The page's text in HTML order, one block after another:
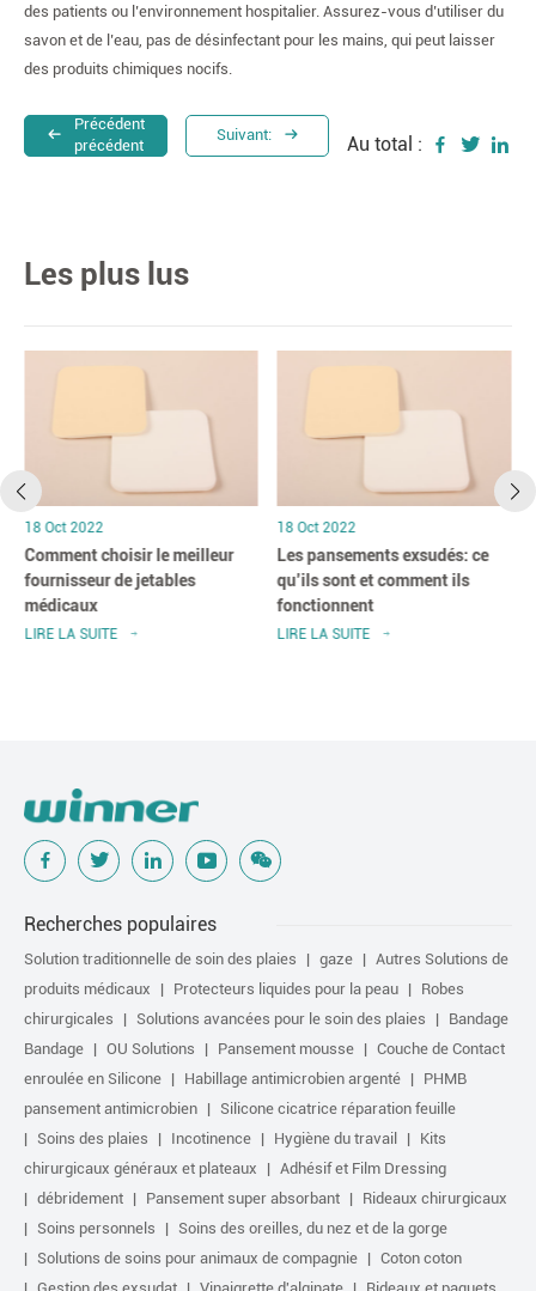
des patients ou l’environnement hospitalier. Assurez-vous d’utiliser du
savon et de l’eau, pas de désinfectant pour les mains, qui peut laisser
des produits chimiques nocifs.
Précédent
précédent
Suivant: Au total :
Les plus lus
choisir le meilleur
de jetables
SUITE
18 Oct 2022
Les pansements exsudés: ce
qu’ils sont et comment ils
fonctionnent
LIRE LA SUITE
À quoi
à exsudat
Recherches populaires
Solution traditionnelle de soin des plaies gaze
Autres Solutions de
produits médicaux
Protecteurs liquides pour la peau
Robes
chirurgicales
Solutions avancées pour le soin des plaies
Bandage
Bandage
OU Solutions Pansement mousse
Couche de Contact
enroulée en Silicone
Habillage antimicrobien argenté
PHMB
pansement antimicrobien
Silicone cicatrice réparation feuille
Soins des plaies
Incotinence Hygiène du travail
Kits
chirurgicaux généraux et plateaux
Adhésif et Film Dressing
débridement
Pansement super absorbant
Rideaux chirurgicaux
Soins personnels
Soins des oreilles, du nez et de la gorge
Solutions de soins pour animaux de compagnie
Coton coton